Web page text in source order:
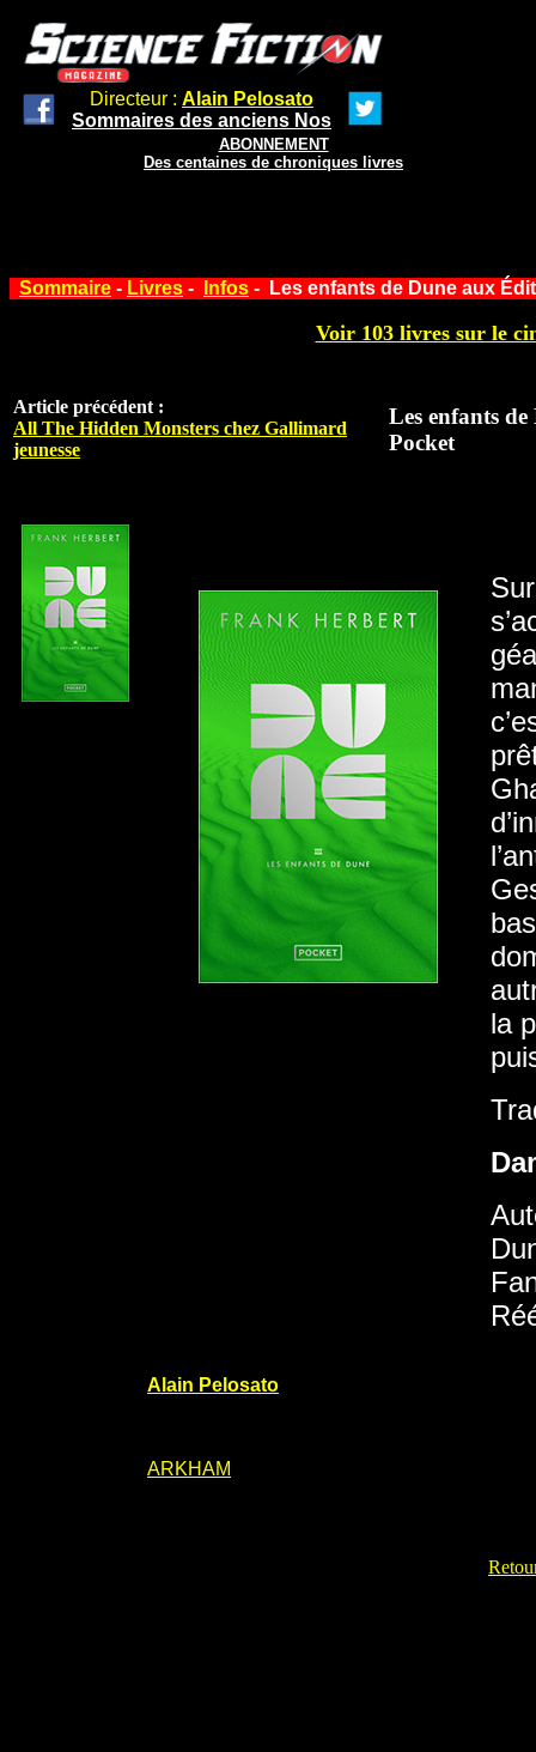
Directeur : Alain Pelosato
Sommaires des anciens Nos
ABONNEMENT
Des centaines de chroniques livres
Sommaire - Livres - Infos - Les enfants de Dune aux
Voir 103 livres sur le
Article précédent :
All The Hidden Monsters chez Gallimard
jeunesse
Les enfants
Pocket
la
Alain Pelosato
ARKHAM